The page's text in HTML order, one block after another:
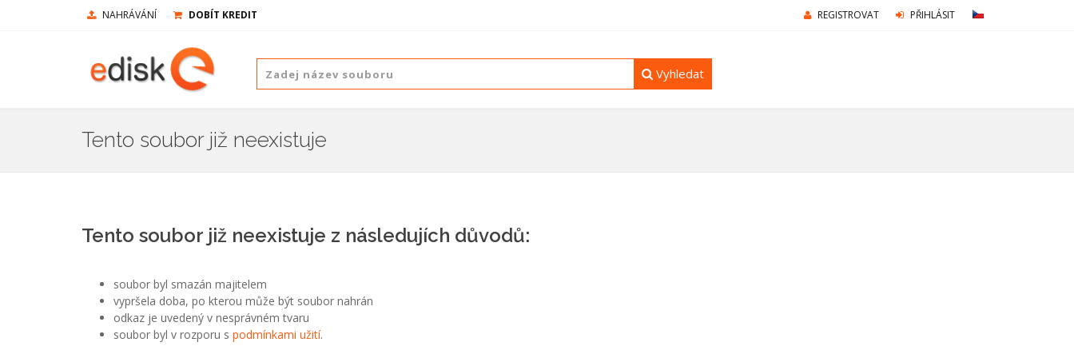
REGISTROVAT PŘIHLÁSIT
NAHRÁVÁNÍ DOBÍT KREDIT
Vyhledat
Tento soubor již neexistuje
Tento soubor již neexistuje z následujích důvodů:
soubor byl smazán majitelem
vypršela doba, po kterou může být soubor nahrán
odkaz je uvedený v nesprávném tvaru
soubor byl v rozporu s podmínkami užití.